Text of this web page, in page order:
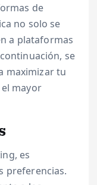
de
no solo se
a plataformas
se
maximizar tu
mayor
es
preferencias.